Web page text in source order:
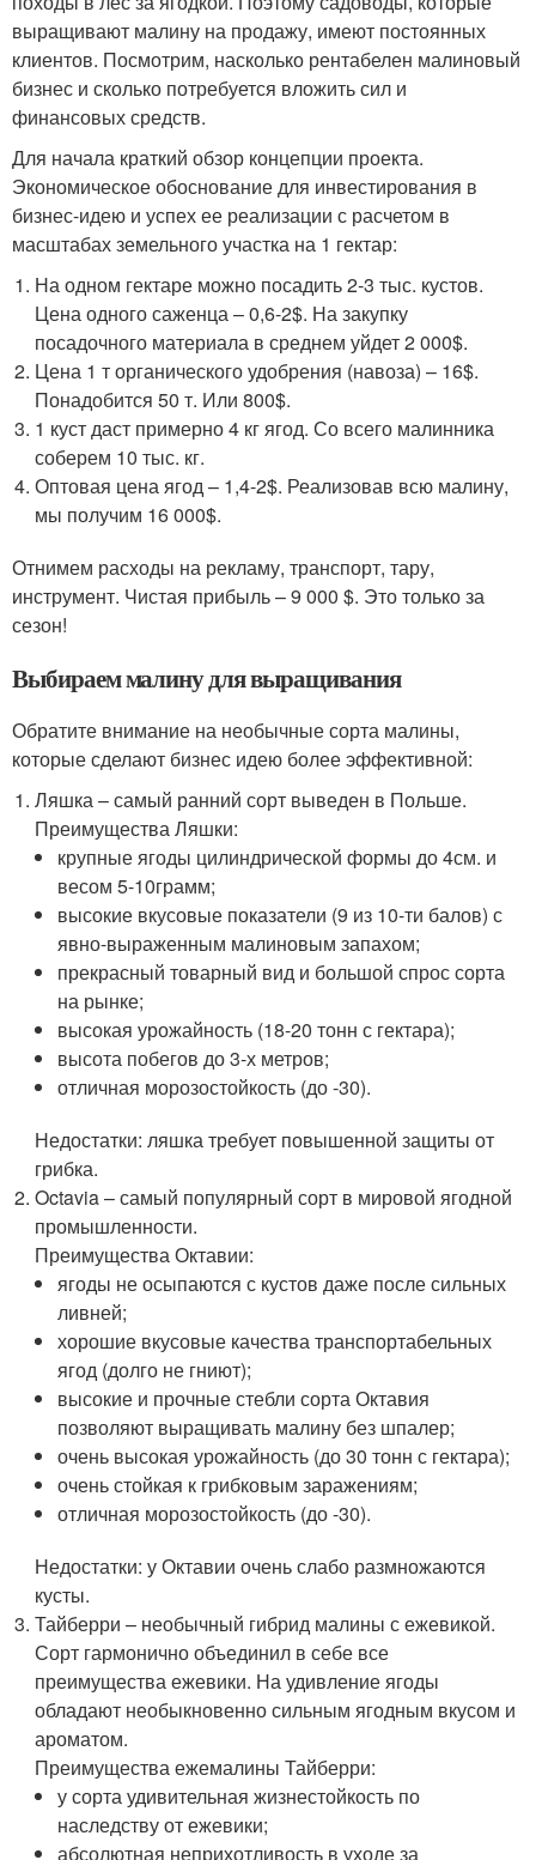
выращивают малину на продажу, имеют постоянных
клиентов. Посмотрим, насколько рентабелен малиновый
бизнес и сколько потребуется вложить сил и
финансовых средств.
Для начала краткий обзор концепции проекта.
Экономическое обоснование для инвестирования в
бизнес-идею и успех ее реализации с расчетом в
масштабах земельного участка на 1 гектар:
На одном гектаре можно посадить 2-3 тыс. кустов.
Цена одного саженца – 0,6-2$. На закупку
посадочного материала в среднем уйдет 2 000$.
Цена 1 т органического удобрения (навоза) – 16$.
Понадобится 50 т. Или 800$.
1 куст даст примерно 4 кг ягод. Со всего малинника
соберем 10 тыс. кг.
Оптовая цена ягод – 1,4-2$. Реализовав всю малину,
мы получим 16 000$.
Отнимем расходы на рекламу, транспорт, тару,
инструмент. Чистая прибыль – 9 000 $. Это только за
сезон!
Выбираем малину для выращивания
Обратите внимание на необычные сорта малины,
которые сделают бизнес идею более эффективной:
Ляшка – самый ранний сорт выведен в Польше.
Преимущества Ляшки:
крупные ягоды цилиндрической формы до 4см. и
весом 5-10грамм;
высокие вкусовые показатели (9 из 10-ти балов) с
явно-выраженным малиновым запахом;
прекрасный товарный вид и большой спрос сорта
на рынке;
высокая урожайность (18-20 тонн с гектара);
высота побегов до 3-х метров;
отличная морозостойкость (до -30).
Недостатки: ляшка требует повышенной защиты от
грибка.
Octavia – самый популярный сорт в мировой ягодной
промышленности.
Преимущества Октавии:
ягоды не осыпаются с кустов даже после сильных
ливней;
хорошие вкусовые качества транспортабельных
ягод (долго не гниют);
высокие и прочные стебли сорта Октавия
позволяют выращивать малину без шпалер;
очень высокая урожайность (до 30 тонн с гектара);
очень стойкая к грибковым заражениям;
отличная морозостойкость (до -30).
Недостатки: у Октавии очень слабо размножаются
кусты.
Тайберри – необычный гибрид малины с ежевикой.
Сорт гармонично объединил в себе все
преимущества ежевики. На удивление ягоды
обладают необыкновенно сильным ягодным вкусом и
ароматом.
Преимущества ежемалины Тайберри:
у сорта удивительная жизнестойкость по
наследству от ежевики;
абсолютная неприхотливость в уходе за